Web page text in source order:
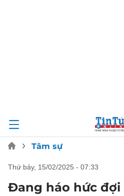
Tâm sự
thứ bảy, 15/02/2025 - 07:33
Đang háo hức đợi